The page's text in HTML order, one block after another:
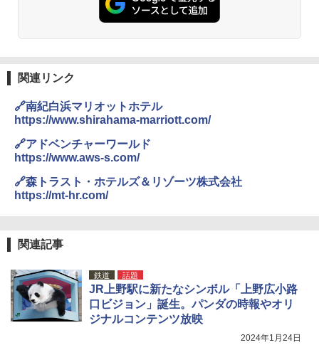
関連リンク
🔗南紀白浜マリオットホテル
https://www.shirahama-marriott.com/
🔗アドベンチャーワールド
https://www.aws-s.com/
🔗森トラスト・ホテルズ＆リゾーツ株式会社
https://mt-hr.com/
関連記事
鉄道 話題
JR上野駅に新たなシンボル「上野広小路
口ビジョン」誕生。パンダの時報やオリ
ジナルコンテンツ放映
2024年1月24日